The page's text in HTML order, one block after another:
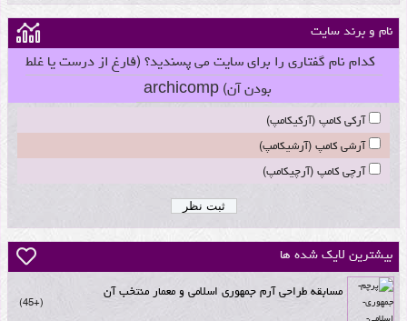
نام و برند سایت
کدام نام گفتاری را برای سایت می پسندید؟ (فارغ از درست یا غلط
بودن آن) archicomp
آرکی کامپ (آرکیکامپ)
آرشی کامپ (آرشیکامپ)
آرچی کامپ (آرچیکامپ)
بیشترین لایک شده ها
مسابقه طراحی آرم جمهوری اسلامی و معمار منتخب آن
+45